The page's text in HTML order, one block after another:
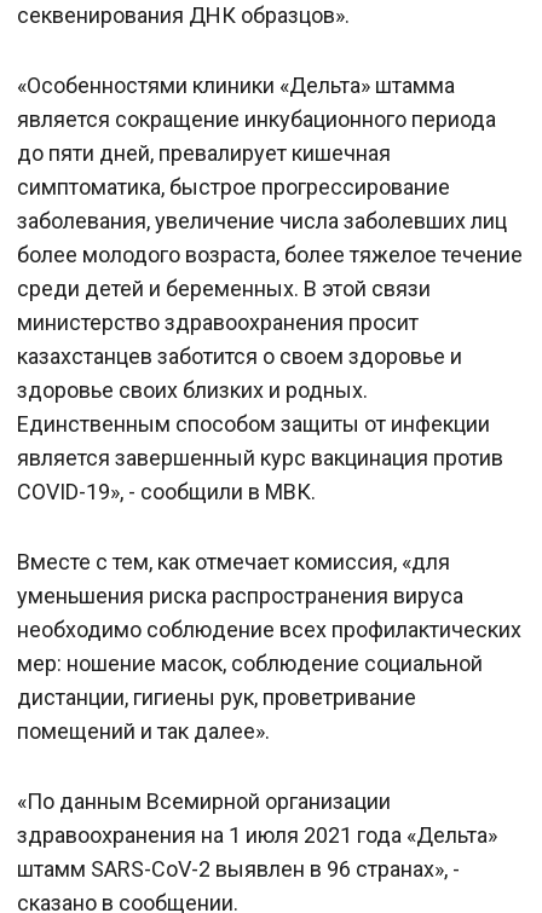
секвенирования ДНК образцов».
«Особенностями клиники «Дельта» штамма
является сокращение инкубационного периода
до пяти дней, превалирует кишечная
симптоматика, быстрое прогрессирование
заболевания, увеличение числа заболевших лиц
более молодого возраста, более тяжелое течение
среди детей и беременных. В этой связи
министерство здравоохранения просит
казахстанцев заботится о своем здоровье и
здоровье своих близких и родных.
Единственным способом защиты от инфекции
является завершенный курс вакцинация против
COVID-19», - сообщили в МВК.
Вместе с тем, как отмечает комиссия, «для
уменьшения риска распространения вируса
необходимо соблюдение всех профилактических
мер: ношение масок, соблюдение социальной
дистанции, гигиены рук, проветривание
помещений и так далее».
«По данным Всемирной организации
здравоохранения на 1 июля 2021 года «Дельта»
штамм SARS-CoV-2 выявлен в 96 странах», -
сказано в сообщении.